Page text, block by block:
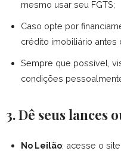
mesmo usar seu FGTS;
Caso opte por
crédito imobiliário antes
Sempre que possível,
condições
3. Dê seus lances
No Leilão: acesse o